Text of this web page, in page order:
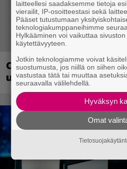
Crimson Desert sai
uudistaa
laitteellesi saadaksemme tietoja
vierailit, IP-osoitteestasi sekä
Pääset tutustumaan
teknologiakumppaneihimme
Hylkääminen voi vaikuttaa
käytettävyyteen.
Jotkin teknologiamme voivat
suostumusta, jos niillä on siihen
vastustaa tätä tai muuttaa
seuraavalla välilehdellä.
Hyväksyn
Omat